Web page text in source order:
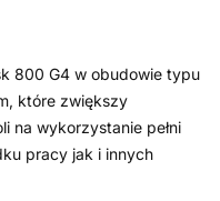
800 G4 w obudowie typu
które zwiększy
na wykorzystanie pełni
pracy jak i innych